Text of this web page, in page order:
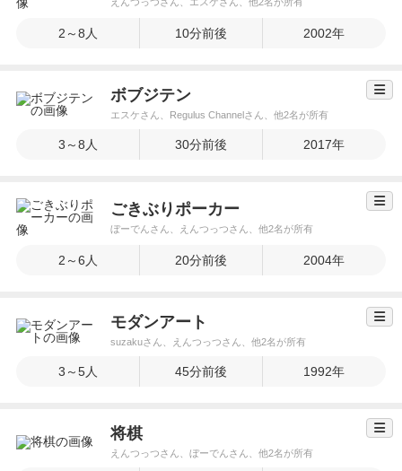
2～8人 10分前後 2002年
ボブジテン
エスケさん、Regulus Channelさん、他2名が所有
3～8人 30分前後 2017年
ごきぶりポーカー
ぼーでんさん、えんつっつさん、他2名が所有
2～6人 20分前後 2004年
モダンアート
suzakuさん、えんつっつさん、他2名が所有
3～5人 45分前後 1992年
将棋
えんつっつさん、ぼーでんさん、他2名が所有